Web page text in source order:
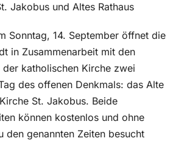
Jakobus und Altes Rathaus
Sonntag, 14. September öffnet die
in Zusammenarbeit mit den
katholischen Kirche zwei
des offenen Denkmals: das Alte
St. Jakobus. Beide
können kostenlos und ohne
den genannten Zeiten besucht